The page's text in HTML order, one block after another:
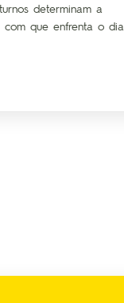
determinam a
com que enfrenta o dia